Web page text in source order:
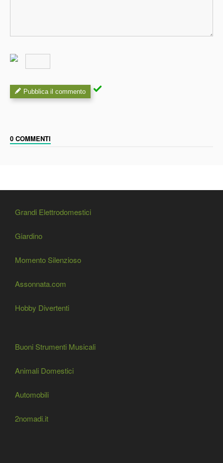
Pubblica il commento
0 COMMENTI
Grandi Elettrodomestici
Giardino
Momento Silenzioso
Assonnata.com
Hobby Divertenti
Buoni Strumenti Musicali
Animali Domestici
Automobili
2nomadi.it